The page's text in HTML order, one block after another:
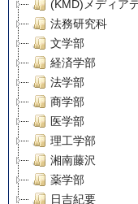
(KMD)メディア
法務研究科
文学部
経済学部
法学部
商学部
医学部
理工学部
湘南藤沢
薬学部
日吉紀要